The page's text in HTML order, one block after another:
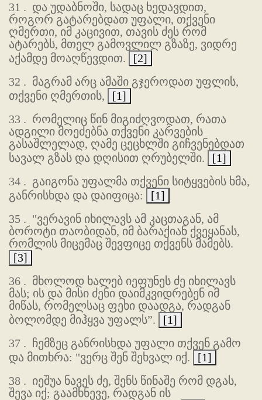
31 . და უდაბნოში, სადაც ხედავდით,
როგორ გატარებდათ უფალი, თქვენი
ღმერთი, იმ კაცივით, თავის ძეს რომ
ატარებს, მთელ გამოვლილ გზაზე, ვიდრე
აქამდე მოაღწევდით.
[2]
32 . მაგრამ არც ამაში გჯეროდათ უფლის,
თქვენი ღმერთის,
[1]
33 . რომელიც წინ მიგიძღვოდათ, რათა
ადგილი მოეძებნა თქვენი კარვების
გასაშლელად, ღამე ცეცხლში გიჩვენებდათ
სავალ გზას და დღისით ღრუბელში.
[1]
34 . გაიგონა უფალმა თქვენი სიტყვების ხმა,
განრისხდა და დაიფიცა:
[1]
35 . "ვერავინ იხილავს ამ კაცთაგან, ამ
ბოროტი თაობიდან, იმ ბარაქიან ქვეყანას,
რომლის მიცემაც შევფიცე თქვენს მამებს.
[3]
36 . მხოლოდ ხალებ იეფუნეს ძე იხილავს
მას; ის და მისი ძენი დაიმკვიდრებენ იმ
მიწას, რომელსაც ფეხი დაადგა, რადგან
ბოლომდე მიჰყვა უფალს”.
[1]
37 .
ჩემზეც განრისხდა უფალი თქვენ გამო
და მითხრა: "ვერც შენ შეხვალ იქ.
[1]
38 . იეშუა ნავეს ძე, შენს წინაშე რომ დგას,
შევა იქ; გაამხნევე, რადგან ის